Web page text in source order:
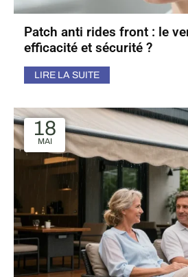
Patch anti rides front : le
efficacité et sécurité ?
LIRE LA SUITE
18
MAI